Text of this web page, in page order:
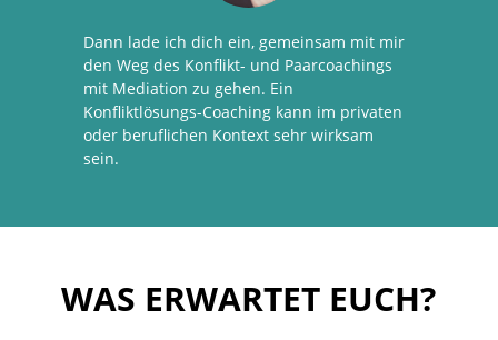
Dann lade ich dich ein, gemeinsam mit mir
den Weg des Konflikt- und Paarcoachings
mit Mediation zu gehen. Ein
Konfliktlösungs-Coaching kann im privaten
oder beruflichen Kontext sehr wirksam
sein.
WAS ERWARTET EUCH?